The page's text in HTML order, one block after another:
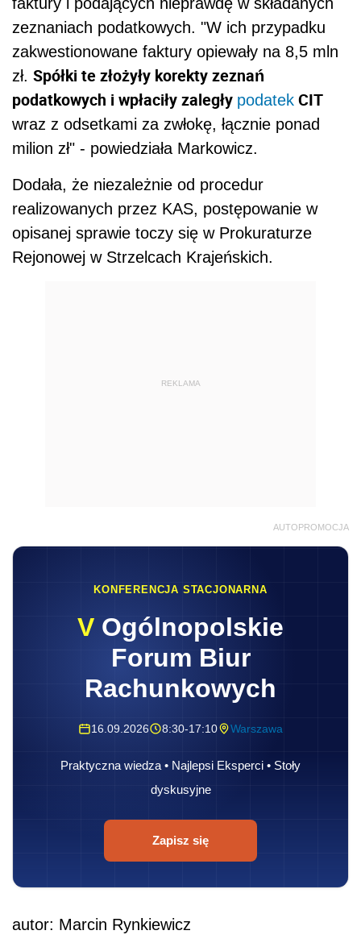
zeznaniach podatkowych. "W ich przypadku
zakwestionowane faktury opiewały na 8,5 mln
zł. Spółki te złożyły korekty zeznań
podatkowych i wpłaciły zaległy podatek CIT
wraz z odsetkami za zwłokę, łącznie ponad
milion zł" - powiedziała Markowicz.
Dodała, że niezależnie od procedur
realizowanych przez KAS, postępowanie w
opisanej sprawie toczy się w Prokuraturze
Rejonowej w Strzelcach Krajeńskich.
REKLAMA
AUTOPROMOCJA
KONFERENCJA STACJONARNA
V Ogólnopolskie
Forum Biur
Rachunkowych
16.09.2026 8:30-17:10 Warszawa
Praktyczna wiedza • Najlepsi Eksperci • Stoły
dyskusyjne
Zapisz się
autor: Marcin Rynkiewicz